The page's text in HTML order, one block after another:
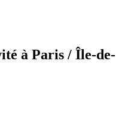
à Paris / Île-de-